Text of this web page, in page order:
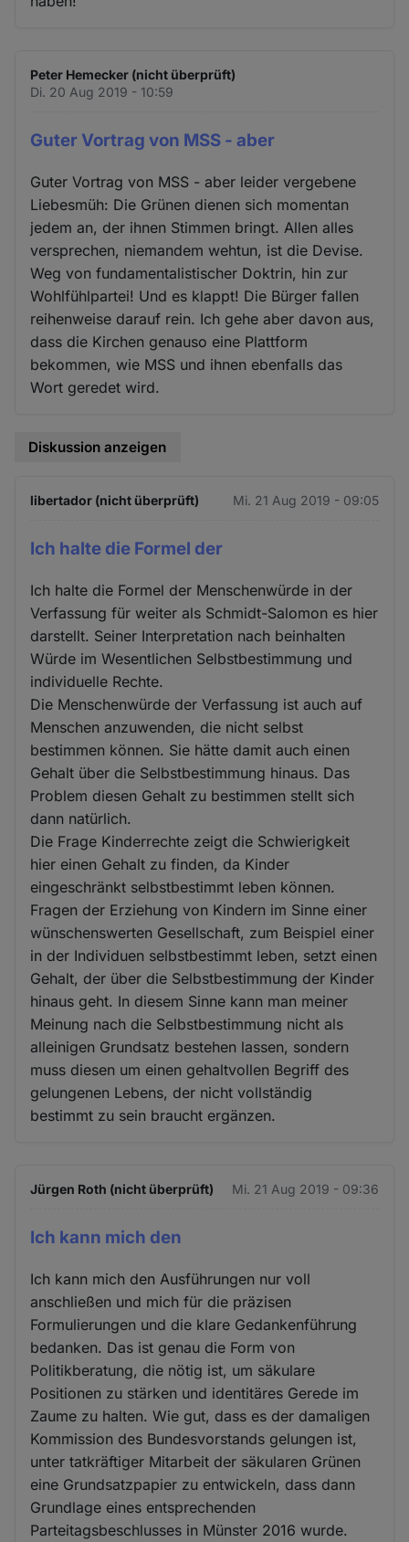
Peter Hemecker (nicht überprüft)
Di. 20 Aug 2019 - 10:59
Guter Vortrag von MSS - aber
Guter Vortrag von MSS - aber leider vergebene
Liebesmüh: Die Grünen dienen sich momentan
jedem an, der ihnen Stimmen bringt. Allen alles
versprechen, niemandem wehtun, ist die Devise.
Weg von fundamentalistischer Doktrin, hin zur
Wohlfühlpartei! Und es klappt! Die Bürger fallen
reihenweise darauf rein. Ich gehe aber davon aus,
dass die Kirchen genauso eine Plattform
bekommen, wie MSS und ihnen ebenfalls das
Wort geredet wird.
Diskussion anzeigen
libertador (nicht überprüft) Mi. 21 Aug 2019 - 09:05
Ich halte die Formel der
Ich halte die Formel der Menschenwürde in der
Verfassung für weiter als Schmidt-Salomon es hier
darstellt. Seiner Interpretation nach beinhalten
Würde im Wesentlichen Selbstbestimmung und
individuelle Rechte.
Die Menschenwürde der Verfassung ist auch auf
Menschen anzuwenden, die nicht selbst
bestimmen können. Sie hätte damit auch einen
Gehalt über die Selbstbestimmung hinaus. Das
Problem diesen Gehalt zu bestimmen stellt sich
dann natürlich.
Die Frage Kinderrechte zeigt die Schwierigkeit
hier einen Gehalt zu finden, da Kinder
eingeschränkt selbstbestimmt leben können.
Fragen der Erziehung von Kindern im Sinne einer
wünschenswerten Gesellschaft, zum Beispiel einer
in der Individuen selbstbestimmt leben, setzt einen
Gehalt, der über die Selbstbestimmung der Kinder
hinaus geht. In diesem Sinne kann man meiner
Meinung nach die Selbstbestimmung nicht als
alleinigen Grundsatz bestehen lassen, sondern
muss diesen um einen gehaltvollen Begriff des
gelungenen Lebens, der nicht vollständig
bestimmt zu sein braucht ergänzen.
Jürgen Roth (nicht überprüft) Mi. 21 Aug 2019 - 09:36
Ich kann mich den
Ich kann mich den Ausführungen nur voll
anschließen und mich für die präzisen
Formulierungen und die klare Gedankenführung
bedanken. Das ist genau die Form von
Politikberatung, die nötig ist, um säkulare
Positionen zu stärken und identitäres Gerede im
Zaume zu halten. Wie gut, dass es der damaligen
Kommission des Bundesvorstands gelungen ist,
unter tatkräftiger Mitarbeit der säkularen Grünen
eine Grundsatzpapier zu entwickeln, dass dann
Grundlage eines entsprechenden
Parteitagsbeschlusses in Münster 2016 wurde.